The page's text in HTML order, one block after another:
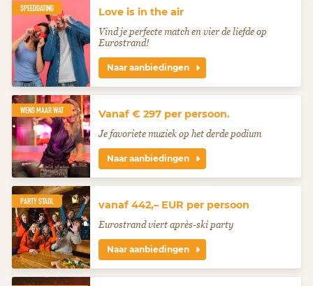
SPEEDDATING Love is in the air
Vind je perfecte match en vier de liefde op
Eurostrand!
Naar aanbiedingen
WENS MAAR WAT Vanaf € 297 per persoon.
Je favoriete muziek op het derde podium
Naar aanbiedingen
PARTY STADL vanaf 442,– EUR per persoon
Eurostrand viert après-ski party
Naar aanbiedingen